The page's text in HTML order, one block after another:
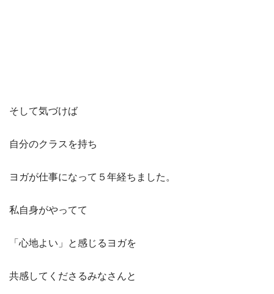
そして気づけば
自分のクラスを持ち
ヨガが仕事になって５年経ちました。
私自身がやってて
「心地よい」と感じるヨガを
共感してくださるみなさんと